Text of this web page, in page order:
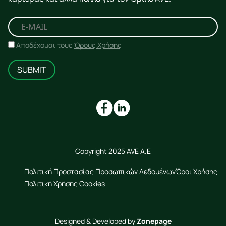
Αποδέχομαι τους Όρους Χρήσης
SUBMIT
Copyright 2025 AVE A.E
Όροι Χρήσης
Πολιτική Προστασίας Προσωπικών Δεδομένων
Πολιτική Χρήσης Cookies
Designed & Developed byZonepage